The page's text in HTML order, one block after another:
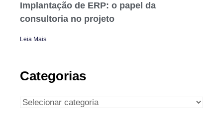
Implantação de ERP: o papel da
consultoria no projeto
Leia Mais
Categorias